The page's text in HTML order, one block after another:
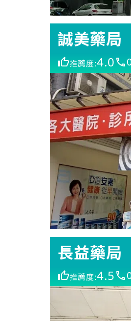
誠美藥局
推薦度:4.0
長益藥局
推薦度:4.5